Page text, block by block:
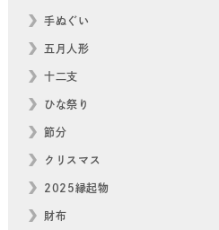
手ぬぐい
五月人形
十二支
ひな祭り
節分
クリスマス
2025縁起物
財布